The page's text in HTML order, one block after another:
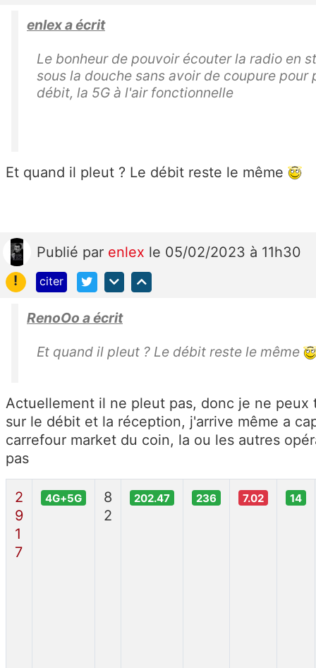
enlex a écrit
Le bonheur de pouvoir écouter la radio en
sous la douche sans avoir de coupure pour
débit, la 5G à l'air fonctionnelle
Et quand il pleut ? Le débit reste le même
Publié par enlex le 05/02/2023 à 11h30
!
citer
RenoOo a écrit
Et quand il pleut ? Le débit reste le même
Actuellement il ne pleut pas, donc je ne peux
sur le débit et la réception, j'arrive même a
carrefour market du coin, la ou les autres
pas
2
9
1
7
4G+5G
8
2
202.47 236 7.02 14